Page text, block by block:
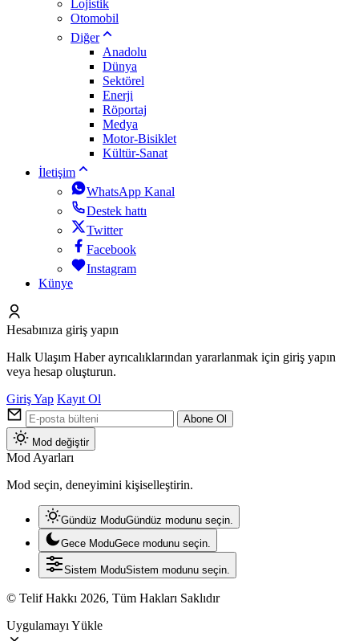
Lojistik
Otomobil
Diğer
Anadolu
Dünya
Sektörel
Enerji
Röportaj
Medya
Motor-Bisiklet
Kültür-Sanat
İletişim
WhatsApp Kanal
Destek hattı
Twitter
Facebook
Instagram
Künye
Hesabınıza giriş yapın
Halk Ulaşım Haber ayrıcalıklarından yararlanmak için giriş yapın
veya hesap oluşturun.
Giriş Yap Kayıt Ol
Abone Ol
Mod değiştir
Mod Ayarları
Mod seçin, deneyimini kişiselleştirin.
Gündüz ModuGündüz modunu seçin.
Gece ModuGece modunu seçin.
Sistem ModuSistem modunu seçin.
© Telif Hakkı 2026, Tüm Hakları Saklıdır
Uygulamayı Yükle